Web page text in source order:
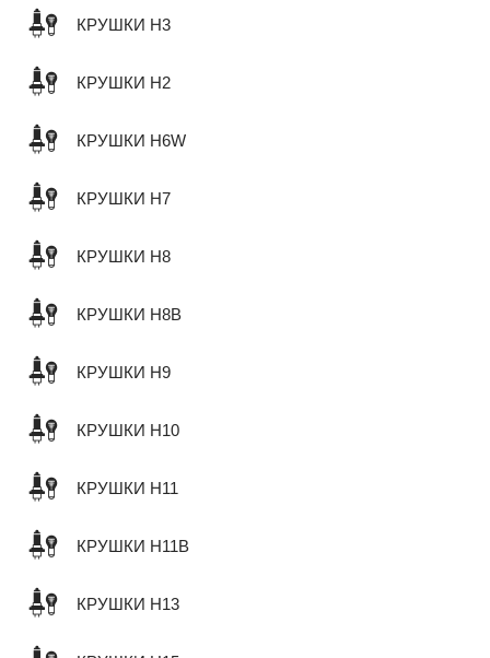
КРУШКИ H3
КРУШКИ H2
КРУШКИ H6W
КРУШКИ H7
КРУШКИ H8
КРУШКИ H8B
КРУШКИ H9
КРУШКИ H10
КРУШКИ H11
КРУШКИ H11B
КРУШКИ H13